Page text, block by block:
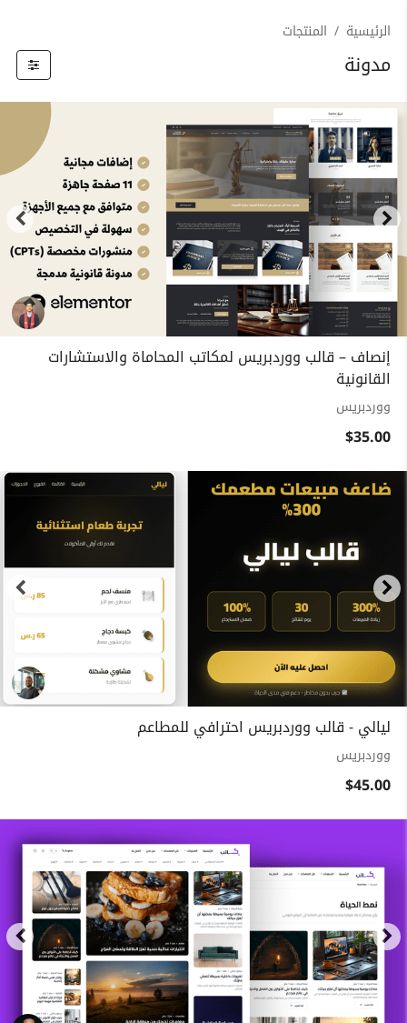
الرئيسية المنتجات
مدونة
إنصاف – قالب ووردبريس لمكاتب المحاماة والاستشارات
القانونية
ووردبريس
$35.00
ليالي - قالب ووردبريس احترافي للمطاعم
ووردبريس
$45.00